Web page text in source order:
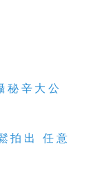
秘辛大公
拍出 任意